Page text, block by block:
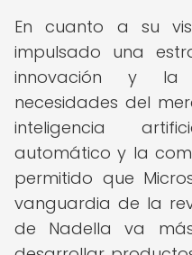
En cuanto a su
impulsado una
innovación y
necesidades del
inteligencia
automático y la
permitido que
vanguardia de la
de Nadella va